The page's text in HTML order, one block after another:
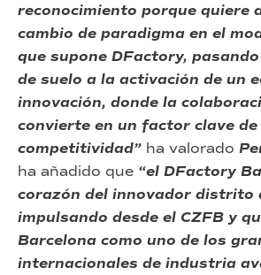
reconocimiento porque quiere
cambio de paradigma en el
que supone DFactory,
de suelo a la activación de un
innovación, donde la
convierte en un factor clave de
competitividad” ha valorado
ha añadido que “el DFactory
corazón del innovador distrito
impulsando desde el CZFB y
Barcelona como uno de los
internacionales de industria